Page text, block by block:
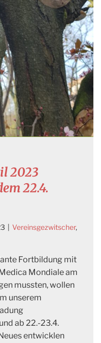
2023
22.4.
Vereinsgezwitscher,
Fortbildung mit
Mondiale am
mussten, wollen
unserem
ab 22.-23.4.
entwicklen